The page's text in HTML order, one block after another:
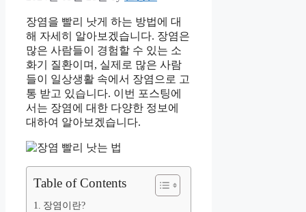
장염을 빨리 낫게 하는 방법에 대
해 자세히 알아보겠습니다. 장염은
많은 사람들이 경험할 수 있는 소
화기 질환이며, 실제로 많은 사람
들이 일상생활 속에서 장염으로 고
통 받고 있습니다. 이번 포스팅에
서는 장염에 대한 다양한 정보에
대하여 알아보겠습니다.
Table of Contents
장염이란?